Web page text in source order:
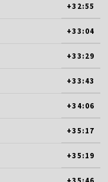
+32:55
+33:04
+33:29
+33:43
+34:06
+35:17
+35:19